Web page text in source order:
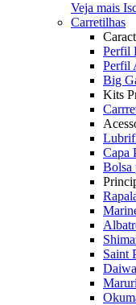
Veja mais
Carretilhas
Perfil
Perfil
Big
Kits
Capa
Bolsa
Saint
Daiwa
Maruri